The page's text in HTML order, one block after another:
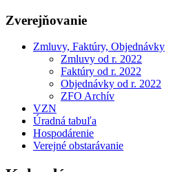
Zverejňovanie
Zmluvy, Faktúry, Objednávky
Zmluvy od r. 2022
Faktúry od r. 2022
Objednávky od r. 2022
ZFO Archív
VZN
Úradná tabuľa
Hospodárenie
Verejné obstarávanie